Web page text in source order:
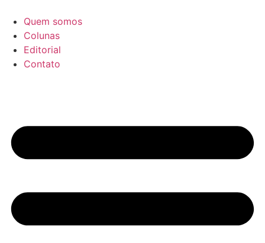
para
conteúdo
Quem somos
Colunas
Editorial
Contato